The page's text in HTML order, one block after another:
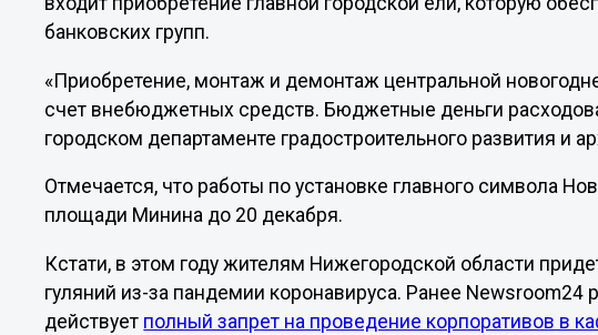
банковских групп.
«Приобретение, монтаж и демонтаж центральной
счет внебюджетных средств. Бюджетные деньги
городском департаменте градостроительного развития и
Отмечается, что работы по установке главного символа
площади Минина до 20 декабря.
Кстати, в этом году жителям Нижегородской области
гуляний из-за пандемии коронавируса. Ранее Newsroom24
действует полный запрет на проведение корпоративов в